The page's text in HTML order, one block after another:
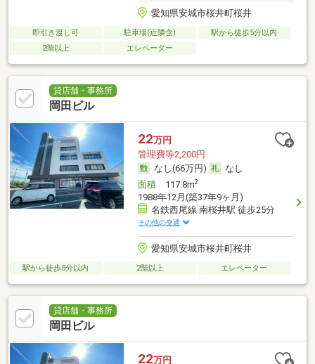
愛知県安城市桜井町桜井
即引き渡し可 駐車場(近隣含)
駅から徒歩5分以内
2階以上
エレベーター
貸店舗・事務所
岡田ビル
22万円
管理費等2,200円
なし(66万円)
なし
面積117.8m2
1988年12月(築37年9ヶ月)
名鉄西尾線 南桜井駅 徒歩25分
その他の交通
愛知県安城市桜井町桜井
駅から徒歩5分以内 2階以上 エレベーター
貸店舗・事務所
岡田ビル
22万円